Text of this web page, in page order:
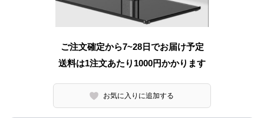
ご注文確定から7~28日でお届け予定
送料は1注文あたり 1000円かかります
お気に入りに追加する